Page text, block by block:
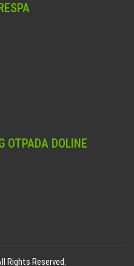
OTPADA DOLINE
Rights Reserved.